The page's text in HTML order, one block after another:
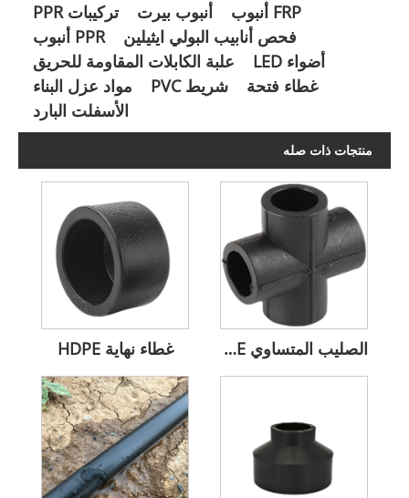
تركيبات PPR
أنبوب بيرت
FRP أنبوب
PPR أنبوب
فحص أنابيب البولي ايثيلين
علبة الكابلات المقاومة للحريق
أضواء LED
مواد عزل البناء
شريط PVC
غطاء فتحة
الأسفلت البارد
منتجات ذات صله
غطاء نهاية HDPE الصليب المتساوي HDPE المقاوم للضغط الصناعي